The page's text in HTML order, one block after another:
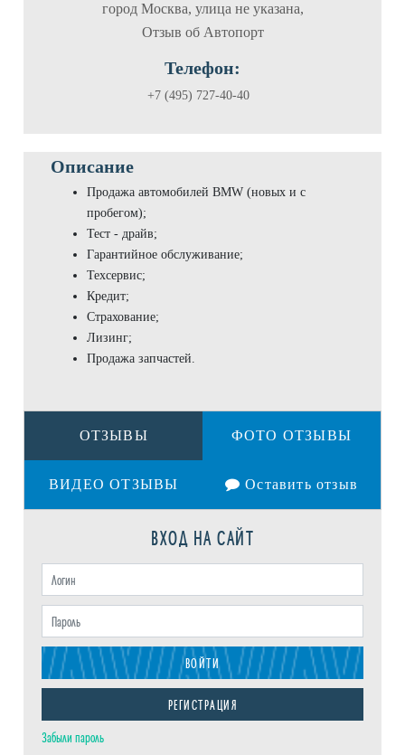
ВХОД НА САЙТ
ВОЙТИ
РЕГИСТРАЦИЯ
Забыли пароль
город Москва, улица не указана,
Отзыв об Автопорт
Телефон:
+7 (495) 727-40-40
Описание
Продажа автомобилей BMW (новых и с
пробегом);
Тест - драйв;
Гарантийное обслуживание;
Техсервис;
Кредит;
Страхование;
Лизинг;
Продажа запчастей.
ОТЗЫВЫ ФОТО ОТЗЫВЫ
ВИДЕО ОТЗЫВЫ Оставить отзыв